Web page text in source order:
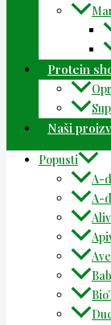
Protein
Naši
Popusti
A-
A-